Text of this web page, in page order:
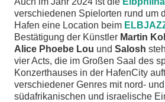
verschiedenen Spielorten rund um
Hafen eine Location beim
Bestätigung der Künstler Martin
Alice Phoebe Lou und Salosh
vier Acts, die im Großen Saal des
Konzerthauses in der HafenCity
verschiedener Genres mit nord-
südafrikanischen und israelische